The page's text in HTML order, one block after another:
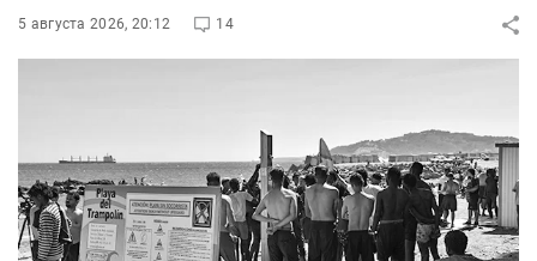
5 августа 2026, 20:12 14